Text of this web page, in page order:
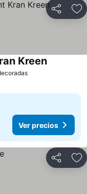
Compartir
Ver precios
KreenVer
Ver precios
Compartir